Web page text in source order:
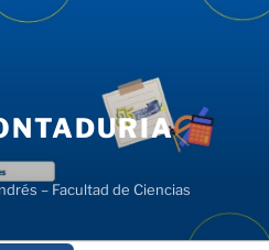
– Facultad de Ciencias